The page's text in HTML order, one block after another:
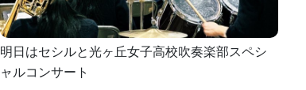
明日はセシルと光ヶ丘女子高校吹奏楽部スペシ
ャルコンサート